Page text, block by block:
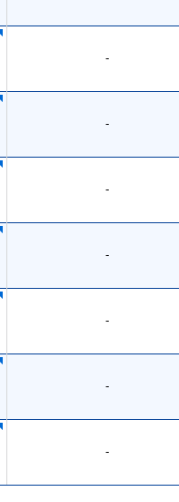
-
-
-
-
-
-
-